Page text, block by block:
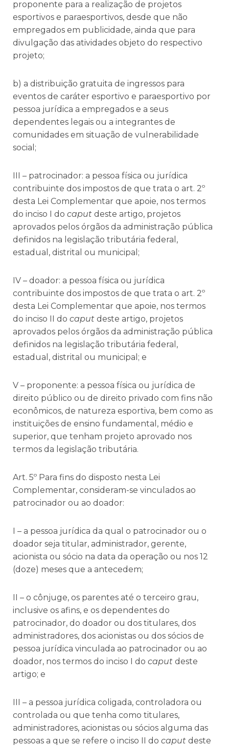
proponente para a realização de projetos
esportivos e paraesportivos, desde que não
empregados em publicidade, ainda que para
divulgação das atividades objeto do respectivo
projeto;
b) a distribuição gratuita de ingressos para
eventos de caráter esportivo e paraesportivo por
pessoa jurídica a empregados e a seus
dependentes legais ou a integrantes de
comunidades em situação de vulnerabilidade
social;
III – patrocinador: a pessoa física ou jurídica
contribuinte dos impostos de que trata o art. 2º
desta Lei Complementar que apoie, nos termos
do inciso I do caput deste artigo, projetos
aprovados pelos órgãos da administração pública
definidos na legislação tributária federal,
estadual, distrital ou municipal;
IV – doador: a pessoa física ou jurídica
contribuinte dos impostos de que trata o art. 2º
desta Lei Complementar que apoie, nos termos
do inciso II do caput deste artigo, projetos
aprovados pelos órgãos da administração pública
definidos na legislação tributária federal,
estadual, distrital ou municipal; e
V – proponente: a pessoa física ou jurídica de
direito público ou de direito privado com fins não
econômicos, de natureza esportiva, bem como as
instituições de ensino fundamental, médio e
superior, que tenham projeto aprovado nos
termos da legislação tributária.
Art. 5º Para fins do disposto nesta Lei
Complementar, consideram-se vinculados ao
patrocinador ou ao doador:
I – a pessoa jurídica da qual o patrocinador ou o
doador seja titular, administrador, gerente,
acionista ou sócio na data da operação ou nos 12
(doze) meses que a antecedem;
II – o cônjuge, os parentes até o terceiro grau,
inclusive os afins, e os dependentes do
patrocinador, do doador ou dos titulares, dos
administradores, dos acionistas ou dos sócios de
pessoa jurídica vinculada ao patrocinador ou ao
doador, nos termos do inciso I do caput deste
artigo; e
III – a pessoa jurídica coligada, controladora ou
controlada ou que tenha como titulares,
administradores, acionistas ou sócios alguma das
pessoas a que se refere o inciso II do caput deste